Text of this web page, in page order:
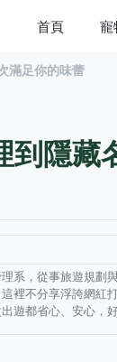
首頁 寵
滿足你的味蕾
隱藏
系，從事旅遊規劃
不分享浮誇網紅
遊都省心、安心，